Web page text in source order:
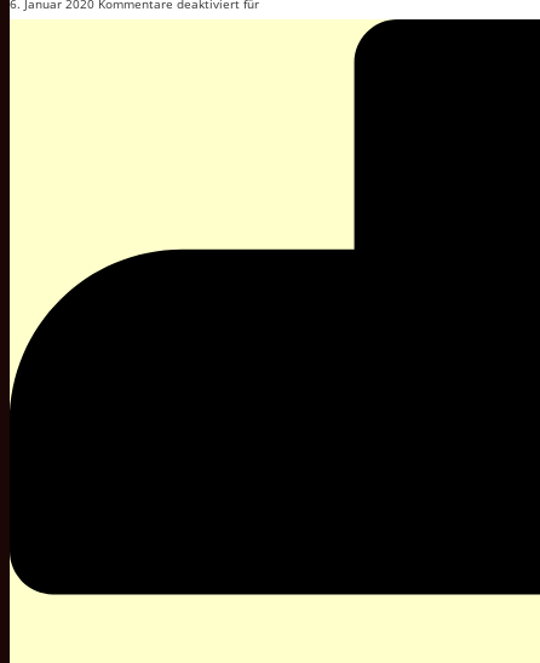
6. Januar 2020 Kommentare deaktiviert für